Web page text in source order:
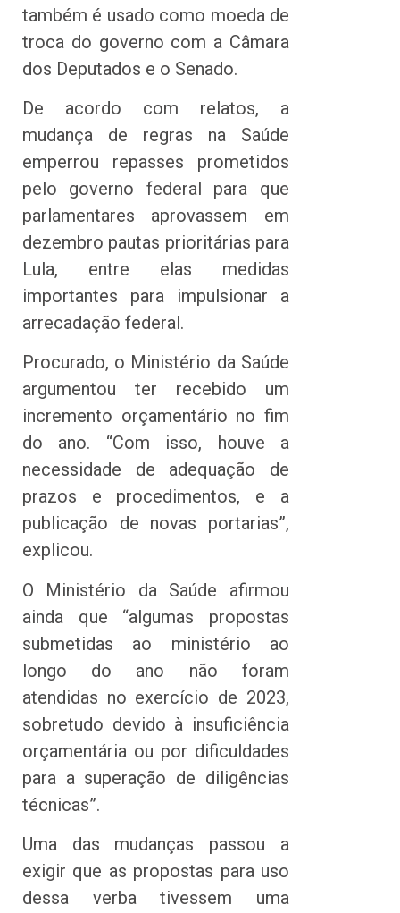
também é usado como moeda de
troca do governo com a Câmara
dos Deputados e o Senado.
De acordo com relatos, a
mudança de regras na Saúde
emperrou repasses prometidos
pelo governo federal para que
parlamentares aprovassem em
dezembro pautas prioritárias para
Lula, entre elas medidas
importantes para impulsionar a
arrecadação federal.
Procurado, o Ministério da Saúde
argumentou ter recebido um
incremento orçamentário no fim
do ano. “Com isso, houve a
necessidade de adequação de
prazos e procedimentos, e a
publicação de novas portarias”,
explicou.
O Ministério da Saúde afirmou
ainda que “algumas propostas
submetidas ao ministério ao
longo do ano não foram
atendidas no exercício de 2023,
sobretudo devido à insuficiência
orçamentária ou por dificuldades
para a superação de diligências
técnicas”.
Uma das mudanças passou a
exigir que as propostas para uso
dessa verba tivessem uma